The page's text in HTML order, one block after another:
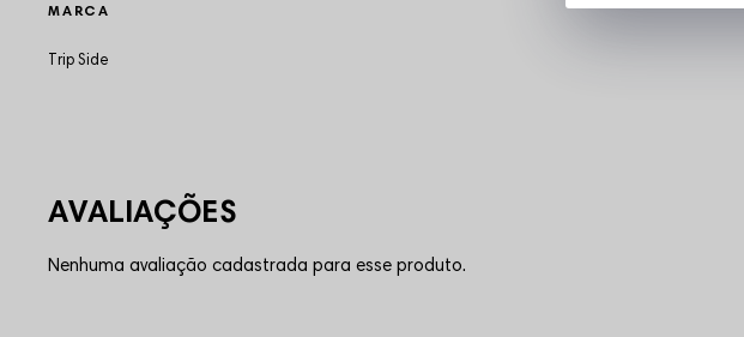
MARCA
Trip Side
Nenhuma avaliação cadastrada para esse produto.